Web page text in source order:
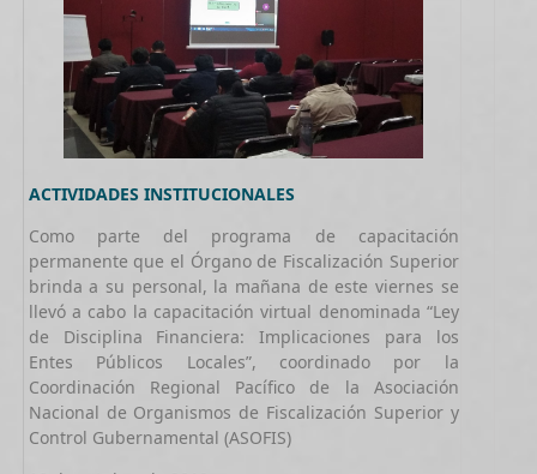
ACTIVIDADES INSTITUCIONALES
Como parte del programa de capacitación
permanente que el Órgano de Fiscalización Superior
brinda a su personal, la mañana de este viernes se
llevó a cabo la capacitación virtual denominada “Ley
de Disciplina Financiera: Implicaciones para los
Entes Públicos Locales”, coordinado por la
Coordinación Regional Pacífico de la Asociación
Nacional de Organismos de Fiscalización Superior y
Control Gubernamental (ASOFIS)